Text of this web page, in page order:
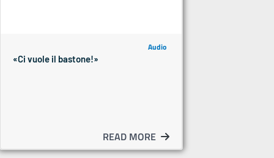
Audio
«Ci vuole il bastone!»
READ MORE